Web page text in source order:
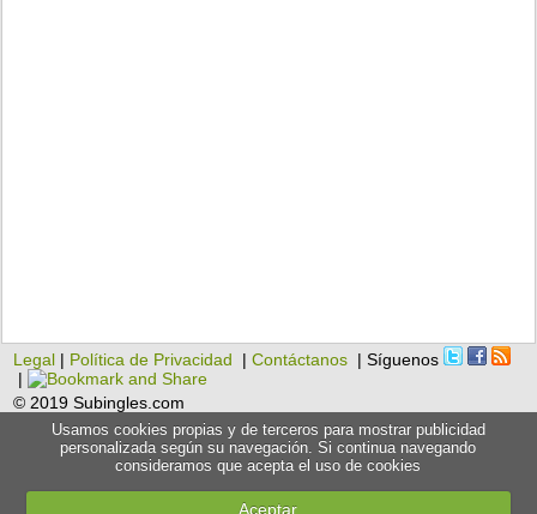
Legal | Política de Privacidad |Contáctanos | Síguenos
|
© 2019 Subingles.com
Usamos cookies propias y de terceros para mostrar publicidad
personalizada según su navegación. Si continua navegando
consideramos que acepta el uso de cookies
Aceptar